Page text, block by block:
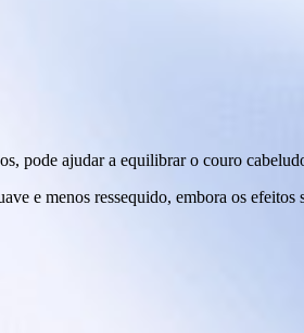
pode ajudar a equilibrar o couro
e menos ressequido, embora os efeitos